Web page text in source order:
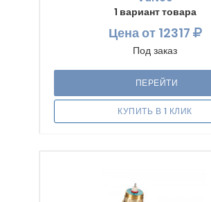
1 вариант товара
Ценаот 12317
Под заказ
ПЕРЕЙТИ
КУПИТЬ В 1 КЛИК